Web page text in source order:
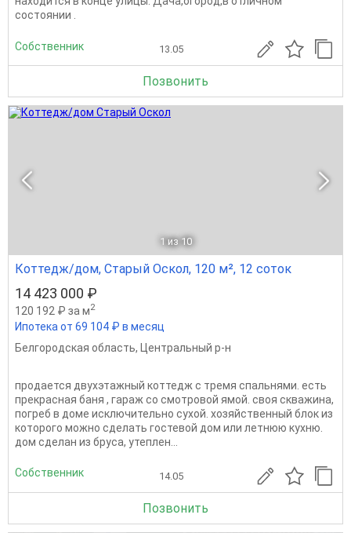
состоянии .
Собственник 13.05
Позвонить
1 из 10
Коттедж/дом, Старый Оскол, 120 м², 12 соток
14 423 000 ₽
120 192 ₽ за м2
Ипотека от 69 104 ₽ в месяц
Белгородская область, Центральный р-н
продается двухэтажный коттедж с тремя спальнями. есть
прекрасная баня , гараж со смотровой ямой. своя скважина,
погреб в доме исключительно сухой. хозяйственный блок из
которого можно сделать гостевой дом или летнюю кухню.
дом сделан из бруса, утеплен...
Собственник 14.05
Позвонить